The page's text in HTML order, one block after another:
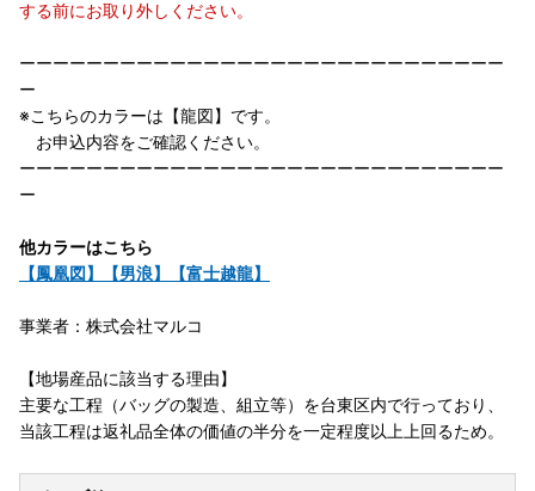
する前にお取り外しください。
ーーーーーーーーーーーーーーーーーーーーーーーーーーーーー
ー
※こちらのカラーは【龍図】です。
お申込内容をご確認ください。
ーーーーーーーーーーーーーーーーーーーーーーーーーーーーー
ー
他カラーはこちら
【鳳凰図】
【男浪】 【富士越龍】
事業者：株式会社マルコ
【地場産品に該当する理由】
主要な工程（バッグの製造、組立等）を台東区内で行っており、
当該工程は返礼品全体の価値の半分を一定程度以上上回るため。